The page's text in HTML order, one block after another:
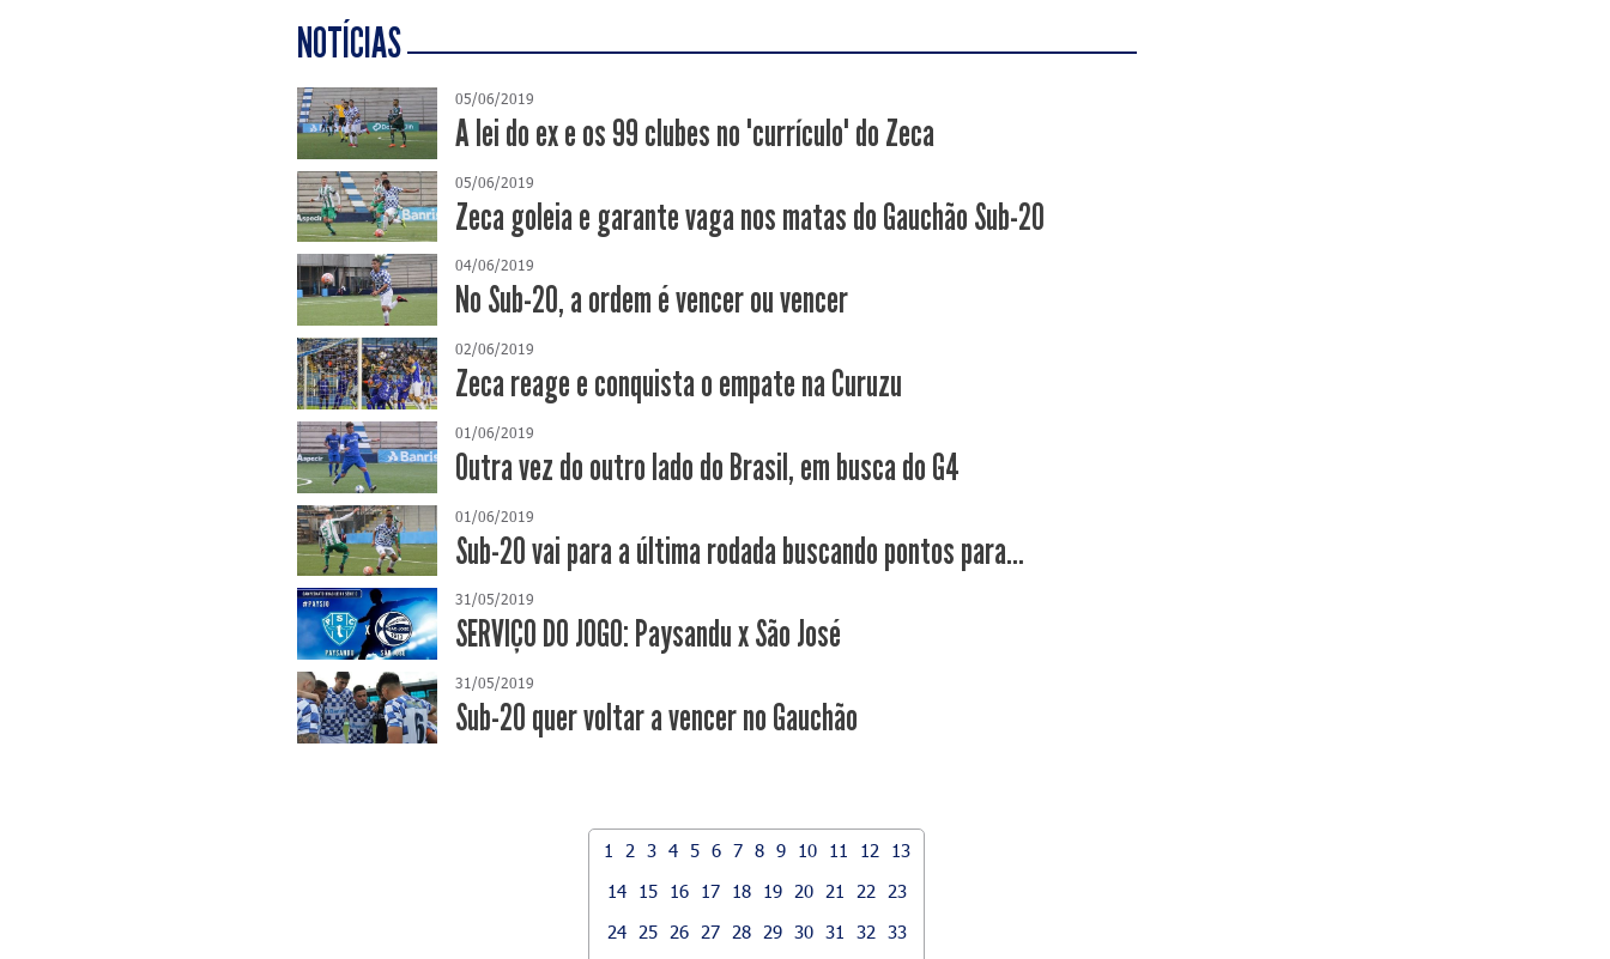
NOTÍCIAS
05/06/2019
A lei do ex e os 99 clubes no "currículo" do Zeca
05/06/2019
Zeca goleia e garante vaga nos matas do Gauchão Sub-20
04/06/2019
No Sub-20, a ordem é vencer ou vencer
02/06/2019
Zeca reage e conquista o empate na Curuzu
01/06/2019
Outra vez do outro lado do Brasil, em busca do G4
01/06/2019
Sub-20 vai para a última rodada buscando pontos para...
31/05/2019
SERVIÇO DO JOGO: Paysandu x São José
31/05/2019
Sub-20 quer voltar a vencer no Gauchão
1 2 3 4 5 6 7 8 9 10 11 12
13
14
15 16 17 18 19 20 21 22
23
24
25 26 27 28 29 30 31 32
33